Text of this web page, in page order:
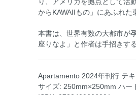
からKAWAIIもの」にあふれた
本書は、世界有数の大都市が
座りなよ」と作者は手招きす
Apartamento 2024年刊行 テ
サイズ: 250mm×250mm ハー